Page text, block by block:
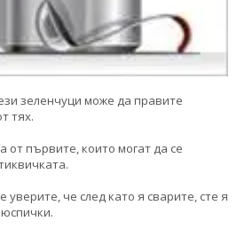
зеленчуци може да правите
тях.
от първите, които могат да се
уверите, че след като я сварите, сте я